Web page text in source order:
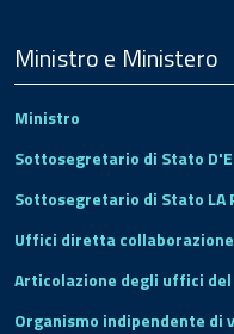
Footer
Ministro e Ministero
Ministro
Sottosegretario di Stato
Sottosegretario di Stato LA
Uffici diretta
Articolazione degli uffici
Organismo indipendente di